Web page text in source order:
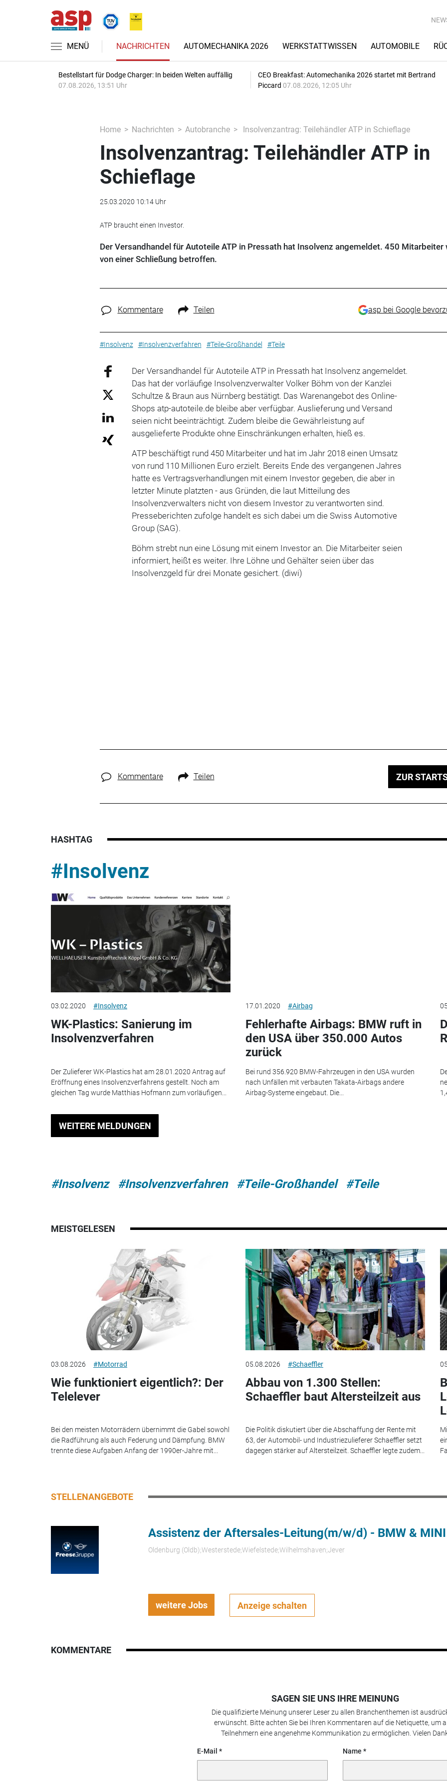
MENÜ NACHRICHTEN AUTOMECHANIKA 2026 WERKSTATTWISSEN AUTOMOBILE
Bestellstart für Dodge Charger: In beiden Welten auffällig
07.08.2026, 13:51 Uhr
CEO Breakfast: Automechanika 2026 startet mit Bertrand
Piccard 07.08.2026, 12:05 Uhr
Home Nachrichten Autobranche Insolvenzantrag: Teilehändler ATP in Schieflage
Insolvenzantrag: Teilehändler ATP in
Schieflage
25.03.2020 10:14 Uhr
ATP braucht einen Investor.
Der Versandhandel für Autoteile ATP in Pressath hat Insolvenz angemeldet. 450 Mitarbeiter
von einer Schließung betroffen.
Kommentare Teilen asp bei Google
#Insolvenz #Insolvenzverfahren #Teile-Großhandel #Teile
Der Versandhandel für Autoteile ATP in Pressath hat Insolvenz angemeldet.
Das hat der vorläufige Insolvenzverwalter Volker Böhm von der Kanzlei
Schultze & Braun aus Nürnberg bestätigt. Das Warenangebot des Online-
Shops atp-autoteile.de bleibe aber verfügbar. Auslieferung und Versand
seien nicht beeinträchtigt. Zudem bleibe die Gewährleistung auf
ausgelieferte Produkte ohne Einschränkungen erhalten, hieß es.
ATP beschäftigt rund 450 Mitarbeiter und hat im Jahr 2018 einen Umsatz
von rund 110 Millionen Euro erzielt. Bereits Ende des vergangenen Jahres
hatte es Vertragsverhandlungen mit einem Investor gegeben, die aber in
letzter Minute platzten - aus Gründen, die laut Mitteilung des
Insolvenzverwalters nicht von diesem Investor zu verantworten sind.
Presseberichten zufolge handelt es sich dabei um die Swiss Automotive
Group (SAG).
Böhm strebt nun eine Lösung mit einem Investor an. Die Mitarbeiter seien
informiert, heißt es weiter. Ihre Löhne und Gehälter seien über das
Insolvenzgeld für drei Monate gesichert. (diwi)
Kommentare Teilen ZUR
HASHTAG
#Insolvenz
03.02.2020 #Insolvenz
WK-Plastics: Sanierung im
Insolvenzverfahren
Der Zulieferer WK-Plastics hat am 28.01.2020 Antrag auf
Eröffnung eines Insolvenzverfahrens gestellt. Noch am
gleichen Tag wurde Matthias Hofmann zum vorläufigen...
17.01.2020 #Airbag
Fehlerhafte Airbags: BMW ruft in
den USA über 350.000 Autos
zurück
Bei rund 356.920 BMW-Fahrzeugen in den USA wurden
nach Unfällen mit verbauten Takata-Airbags andere
Airbag-Systeme eingebaut. Die...
WEITERE MELDUNGEN
#Insolvenz #Insolvenzverfahren #Teile-Großhandel #Teile
MEISTGELESEN
03.08.2026 #Motorrad
Wie funktioniert eigentlich?: Der
Telelever
Bei den meisten Motorrädern übernimmt die Gabel sowohl
die Radführung als auch Federung und Dämpfung. BMW
trennte diese Aufgaben Anfang der 1990er-Jahre mit...
05.08.2026 #Schaeffler
Abbau von 1.300 Stellen:
Schaeffler baut Altersteilzeit aus
Die Politik diskutiert über die Abschaffung der Rente mit
63, der Automobil- und Industriezulieferer Schaeffler setzt
dagegen stärker auf Altersteilzeit. Schaeffler legte zudem...
STELLENANGEBOTE
Assistenz der Aftersales-Leitung(m/w/d) - BMW & MINI
Oldenburg (Oldb);Westerstede;Wiefelstede;Wilhelmshaven;Jever
weitere Jobs Anzeige schalten
KOMMENTARE
SAGEN SIE UNS IHRE MEINUNG
Die qualifizierte Meinung unserer Leser zu allen Branchenthemen ist
erwünscht. Bitte achten Sie bei Ihren Kommentaren auf die Netiquette, um
Teilnehmern eine angenehme Kommunikation zu ermöglichen. Vielen
E-Mail Name